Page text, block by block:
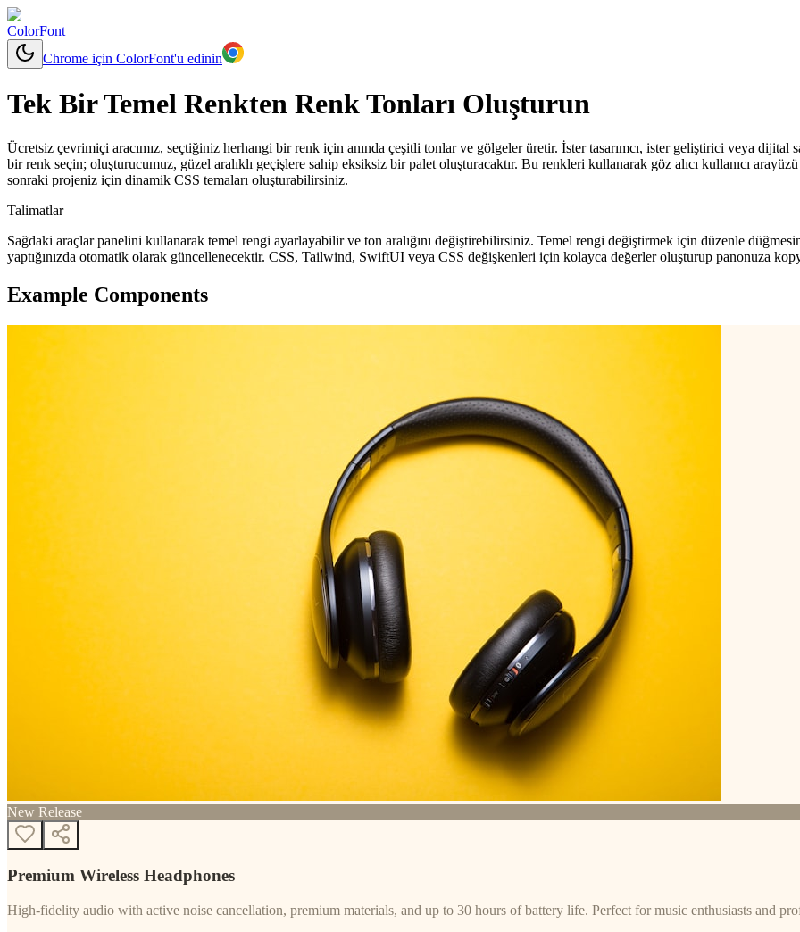
ColorFont
Chrome için ColorFont'u edinin
Tek Bir Temel Renkten Renk Tonları Oluşturun
Ücretsiz çevrimiçi aracımız, seçtiğiniz herhangi bir renk için anında çeşitli tonlar ve gölgeler üretir. İster tasarımcı, ister geliştirici veya
bir renk seçin; oluşturucumuz, güzel aralıklı geçişlere sahip eksiksiz bir palet oluşturacaktır. Bu renkleri kullanarak göz alıcı kullanıcı
sonraki projeniz için dinamik CSS temaları oluşturabilirsiniz.
Talimatlar
Sağdaki araçlar panelini kullanarak temel rengi ayarlayabilir ve ton aralığını değiştirebilirsiniz. Temel rengi değiştirmek için düzenle
yaptığınızda otomatik olarak güncellenecektir. CSS, Tailwind, SwiftUI veya CSS değişkenleri için kolayca değerler oluşturup panonuza
Example Components
New Release
Premium Wireless Headphones
High-fidelity audio with active noise cancellation, premium materials, and up to 30 hours of battery life. Perfect for music enthusiasts and